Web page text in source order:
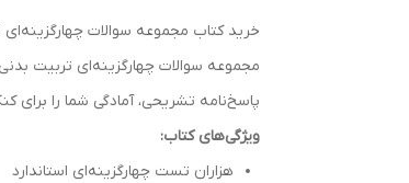
خرید کتاب مجموعه سوالات
مجموعه سوالات چهارگزینه‌ای تربیت
پاسخ‌نامه تشریحی، آمادگی شما را برای
ویژگی‌های کتاب:
هزاران تست چهارگزینه‌ای استاندارد